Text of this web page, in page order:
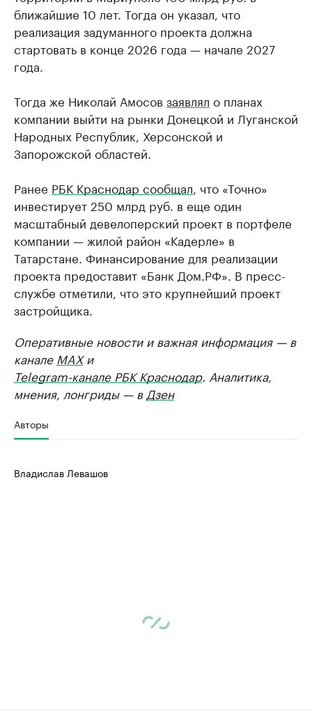
ближайшие 10 лет. Тогда он указал, что
реализация задуманного проекта должна
стартовать в конце 2026 года — начале 2027
года.
Тогда же Николай Амосов заявлял о планах
компании выйти на рынки Донецкой и Луганской
Народных Республик, Херсонской и
Запорожской областей.
Ранее РБК Краснодар сообщал , что «Точно»
инвестирует 250 млрд руб. в еще один
масштабный девелоперский проект в портфеле
компании — жилой район «Кадерле» в
Татарстане. Финансирование для реализации
проекта предоставит «Банк Дом.РФ». В пресс-
службе отметили, что это крупнейший проект
застройщика.
Оперативные новости и важная информация — в
канале MAXи
Telegram-канале РБК Краснодар. Аналитика,
мнения, лонгриды — в Дзен
Авторы
Владислав Левашов